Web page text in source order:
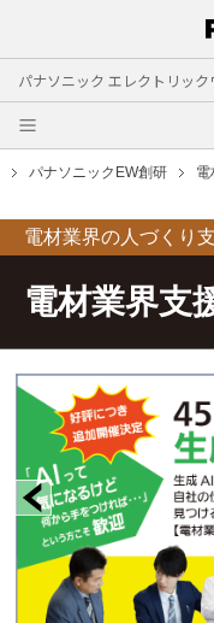
パナソニック エレクトリッ
パナソニックEW創研 電
電材業界の人づくり
電材業界支